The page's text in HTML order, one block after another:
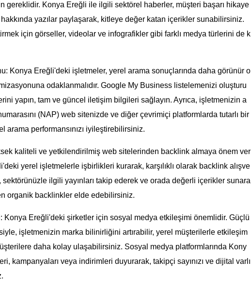
gereklidir. Konya Ereğli ile ilgili sektörel haberler, müşteri başarı hikaye
yazılar paylaşarak, kitleye değer katan içerikler sunabilirsiniz.
için görseller, videolar ve infografikler gibi farklı medya türlerini de k
Konya Ereğli'deki işletmeler, yerel arama sonuçlarında daha görünür o
odaklanmalıdır. Google My Business listelemenizi oluşturu
yapın, tam ve güncel iletişim bilgileri sağlayın. Ayrıca, işletmenizin a
(NAP) web sitenizde ve diğer çevrimiçi platformlarda tutarlı bir
arama performansınızı iyileştirebilirsiniz.
kaliteli ve yetkilendirilmiş web sitelerinden backlink almaya önem ver
yerel işletmelerle işbirlikleri kurarak, karşılıklı olarak backlink alışve
sektörünüzle ilgili yayınları takip ederek ve orada değerli içerikler sunara
organik backlinkler elde edebilirsiniz.
Konya Ereğli'deki şirketler için sosyal medya etkileşimi önemlidir. Güçlü
işletmenizin marka bilinirliğini artırabilir, yerel müşterilerle etkileşim
daha kolay ulaşabilirsiniz. Sosyal medya platformlarında Kony
kampanyaları veya indirimleri duyurarak, takipçi sayınızı ve dijital varlı